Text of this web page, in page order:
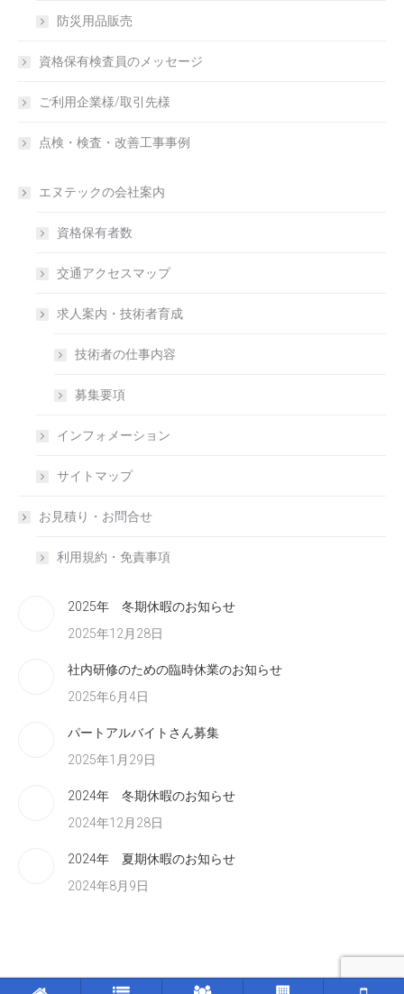
防災用品販売
資格保有検査員のメッセージ
ご利用企業様/取引先様
点検・検査・改善工事事例
エヌテックの会社案内
資格保有者数
交通アクセスマップ
求人案内・技術者育成
技術者の仕事内容
募集要項
インフォメーション
サイトマップ
お見積り・お問合せ
利用規約・免責事項
2025年 冬期休暇のお知らせ
2025年12月28日
社内研修のための臨時休業のお知らせ
2025年6月4日
パートアルバイトさん募集
2025年1月29日
2024年 冬期休暇のお知らせ
2024年12月28日
2024年 夏期休暇のお知らせ
2024年8月9日
Ⓒ 株式会社 エヌテック